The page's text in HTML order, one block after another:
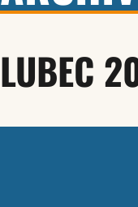
LUBEC